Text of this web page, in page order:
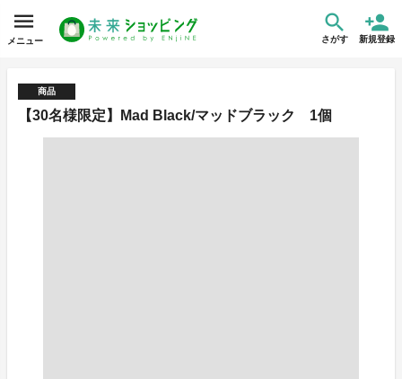
メニュー さがす 新規登録
商品
【30名様限定】Mad Black/マッドブラック 1個